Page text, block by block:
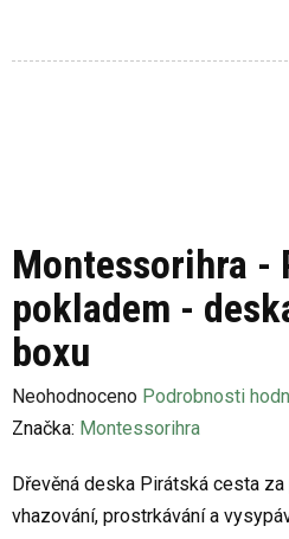
Montessorihra -
pokladem -
boxu
Průměrné
hodnocení
je
0,0
Neohodnoceno Podrobnosti
Značka: Montessorihra
Dřevěná deska Pirátská cesta
vhazování, prostrkávání a